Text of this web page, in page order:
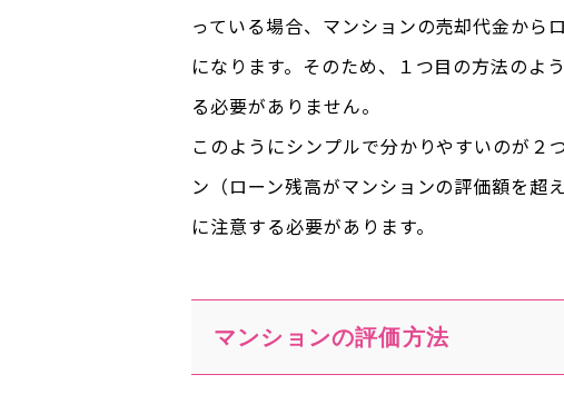
っている場合、マンションの売却代金から
になります。そのため、１つ目の方法のよ
る必要がありません。
このようにシンプルで分かりやすいのが２
ン（ローン残高がマンションの評価額を超
に注意する必要があります。
マンションの評価方法